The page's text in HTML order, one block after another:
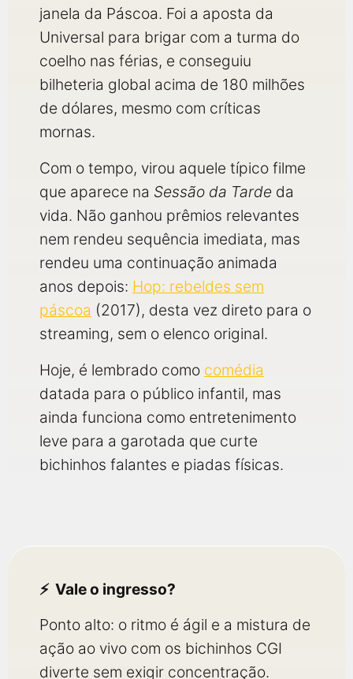
janela da Páscoa. Foi a aposta da
Universal para brigar com a turma do
coelho nas férias, e conseguiu
bilheteria global acima de 180 milhões
de dólares, mesmo com críticas
mornas.
Com o tempo, virou aquele típico filme
que aparece na Sessão da Tarde da
vida. Não ganhou prêmios relevantes
nem rendeu sequência imediata, mas
rendeu uma continuação animada
anos depois: Hop: rebeldes sem
páscoa (2017), desta vez direto para o
streaming, sem o elenco original.
Hoje, é lembrado como comédia
datada para o público infantil, mas
ainda funciona como entretenimento
leve para a garotada que curte
bichinhos falantes e piadas físicas.
Vale o ingresso?
Ponto alto: o ritmo é ágil e a mistura de
ação ao vivo com os bichinhos CGI
diverte sem exigir concentração.